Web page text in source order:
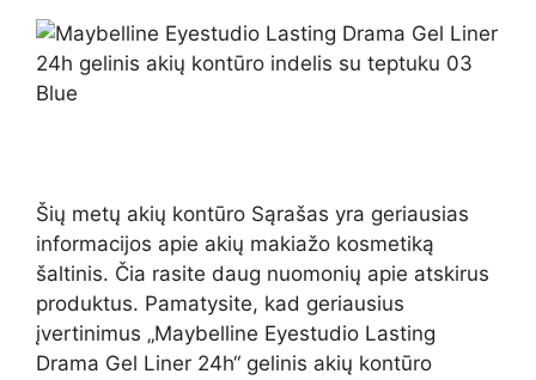
Šių metų akių kontūro Sąrašas yra geriausias
informacijos apie akių makiažo kosmetiką
šaltinis. Čia rasite daug nuomonių apie atskirus
produktus. Pamatysite, kad geriausius
įvertinimus „Maybelline Eyestudio Lasting
Drama Gel Liner 24h“ gelinis akių kontūro